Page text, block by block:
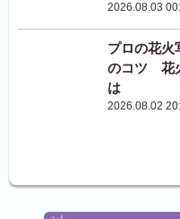
2026.08.03
プロの花火
のコツ 花
は
2026.08.02